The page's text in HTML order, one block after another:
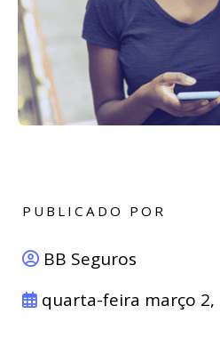
PUBLICADO POR
BB Seguros
quarta-feira março 2,